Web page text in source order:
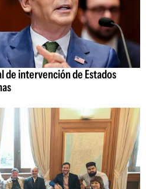
de intervención de Estados